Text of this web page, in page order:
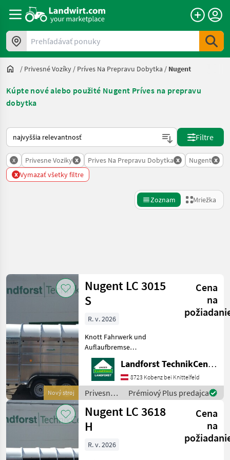
Prehľadávať ponuky
/ Privesné Vozíky / Príves Na Prepravu Dobytka / Nugent
Kúpte nové alebo použité Nugent Príves na prepravu
dobytka
Takto sa vykonáva triedenie na Landwirt.com
Filtre
x Privesne Voziky x Prives Na Prepravu Dobytka x Nugent x
x Vymazať všetky filtre
Zoznam Mriežka
Kategória 4 Krajina Filtre
AKTUÁLNA
CESTA
poľnohospodárska
technika
Privesne
Voziky
Prives Na
Prepravu
Dobytka
Nugent
KATEGÓRIU
Resetovať
Zobraziť
výsledkov
Nový stroj
Nugent LC 3015
S
Cena
na
R. v. 2026
Knott Fahrwerk und
Auflaufbremse
Parabelblattfedern
***Spezial-Federung
PARABOLIC EQUALIZER***
Rückfahrautomatik
Abschließbare
Anhängekupplung
massives Stützrad 30
Landforst TechnikCenter Knittelfeld
8723 Kobenz bei Knittelfeld
Privesné
vozíky /
Nugent
Prémiový Plus predajca
Nugent LC 3618
H
Cena
na
R. v. 2026